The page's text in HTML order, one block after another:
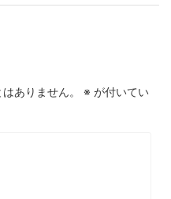
ありません。 ※ が付いてい